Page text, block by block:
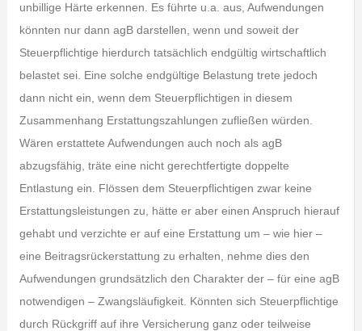
unbillige Härte erkennen. Es führte u.a. aus, Aufwendungen
könnten nur dann agB darstellen, wenn und soweit der
Steuerpflichtige hierdurch tatsächlich endgültig wirtschaftlich
belastet sei. Eine solche endgültige Belastung trete jedoch
dann nicht ein, wenn dem Steuerpflichtigen in diesem
Zusammenhang Erstattungszahlungen zufließen würden.
Wären erstattete Aufwendungen auch noch als agB
abzugsfähig, träte eine nicht gerechtfertigte doppelte
Entlastung ein. Flössen dem Steuerpflichtigen zwar keine
Erstattungsleistungen zu, hätte er aber einen Anspruch hierauf
gehabt und verzichte er auf eine Erstattung um – wie hier –
eine Beitragsrückerstattung zu erhalten, nehme dies den
Aufwendungen grundsätzlich den Charakter der – für eine agB
notwendigen – Zwangsläufigkeit. Könnten sich Steuerpflichtige
durch Rückgriff auf ihre Versicherung ganz oder teilweise